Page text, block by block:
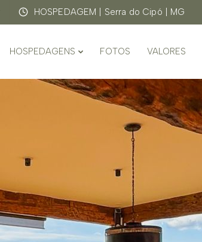
HOSPEDAGEM | Serra do Cipó | MG
HOSPEDAGENS FOTOS VALORES